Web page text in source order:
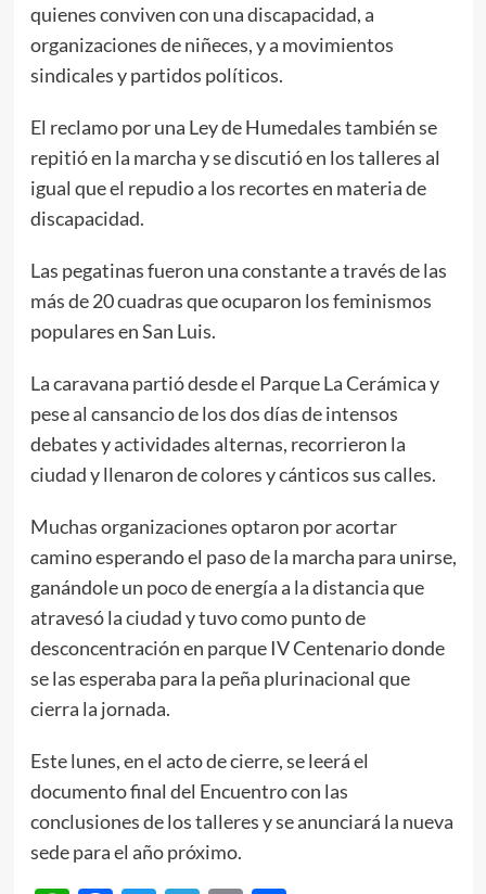
quienes conviven con una discapacidad, a
organizaciones de niñeces, y a movimientos
sindicales y partidos políticos.
El reclamo por una Ley de Humedales también se
repitió en la marcha y se discutió en los talleres al
igual que el repudio a los recortes en materia de
discapacidad.
Las pegatinas fueron una constante a través de las
más de 20 cuadras que ocuparon los feminismos
populares en San Luis.
La caravana partió desde el Parque La Cerámica y
pese al cansancio de los dos días de intensos
debates y actividades alternas, recorrieron la
ciudad y llenaron de colores y cánticos sus calles.
Muchas organizaciones optaron por acortar
camino esperando el paso de la marcha para unirse,
ganándole un poco de energía a la distancia que
atravesó la ciudad y tuvo como punto de
desconcentración en parque IV Centenario donde
se las esperaba para la peña plurinacional que
cierra la jornada.
Este lunes, en el acto de cierre, se leerá el
documento final del Encuentro con las
conclusiones de los talleres y se anunciará la nueva
sede para el año próximo.